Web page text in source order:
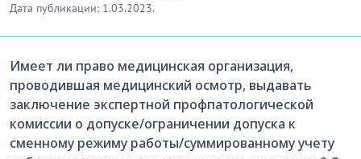
Дата публикации: 1.03.2023.
Имеет ли право медицинская организация,
проводившая медицинский осмотр, выдавать
заключение экспертной профпатологической
комиссии о допуске/ограничении допуска к
сменному режиму работы/суммированному учету